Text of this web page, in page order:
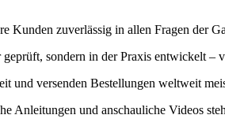
Kunden zuverlässig in allen Fragen der
sondern in der Praxis entwickelt –
und versenden Bestellungen weltweit
Anleitungen und anschauliche Videos